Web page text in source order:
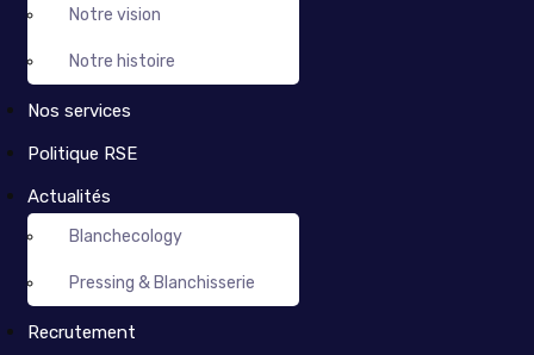
Notre vision
Notre histoire
Nos services
Politique RSE
Actualités
Blanchecology
Pressing & Blanchisserie
Recrutement